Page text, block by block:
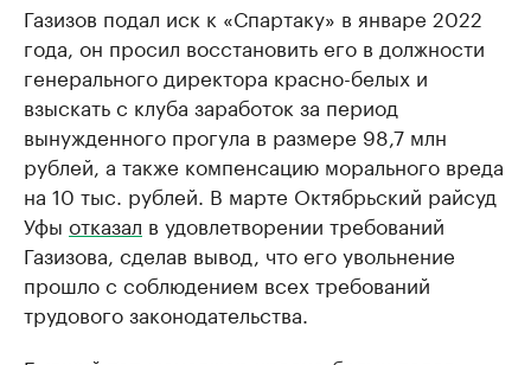
Газизов подал иск к «Спартаку» в январе 2022
года, он просил восстановить его в должности
генерального директора красно-белых и
взыскать с клуба заработок за период
вынужденного прогула в размере 98,7 млн
рублей, а также компенсацию морального вреда
на 10 тыс. рублей. В марте Октябрьский райсуд
Уфы отказал в удовлетворении требований
Газизова, сделав вывод, что его увольнение
прошло с соблюдением всех требований
трудового законодательства.